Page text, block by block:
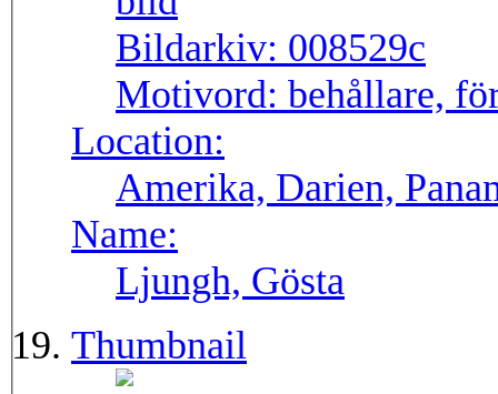
Bildarkiv: 008529c
Motivord: behållare,
Location:
Amerika, Darien,
Name:
Ljungh, Gösta
Thumbnail